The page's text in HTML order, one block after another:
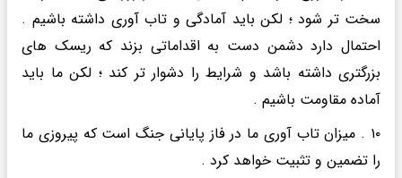
سخت تر شود ؛ لکن باید آمادگی و تاب آوری داشته باشیم .
احتمال دارد دشمن دست به اقداماتی بزند که ریسک های
بزرگتری داشته باشد و شرایط را دشوار تر کند ؛ لکن ما باید
آماده مقاومت باشیم .
۱۰ . میزان تاب آوری ما در فاز پایانی جنگ است که پیروزی ما
را تضمین و تثبیت خواهد کرد .